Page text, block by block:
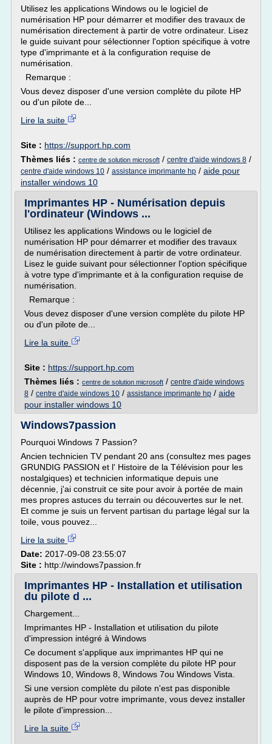
Utilisez les applications Windows ou le logiciel de
numérisation HP pour démarrer et modifier des travaux de
numérisation directement à partir de votre ordinateur. Lisez
le guide suivant pour sélectionner l'option spécifique à votre
type d'imprimante et à la configuration requise de
numérisation.
Remarque :
Vous devez disposer d'une version complète du pilote HP
ou d'un pilote de...
Lire la suite
Site : https://support.hp.com
Thèmes liés : centre de solution microsoft / centre d'aide windows 8 /
centre d'aide windows 10 / assistance imprimante hp / aide pour
installer windows 10
Imprimantes HP - Numérisation depuis
l'ordinateur (Windows ...
Utilisez les applications Windows ou le logiciel de
numérisation HP pour démarrer et modifier des travaux
de numérisation directement à partir de votre ordinateur.
Lisez le guide suivant pour sélectionner l'option spécifique
à votre type d'imprimante et à la configuration requise de
numérisation.
Remarque :
Vous devez disposer d'une version complète du pilote HP
ou d'un pilote de...
Lire la suite
Site : https://support.hp.com
Thèmes liés : centre de solution microsoft / centre d'aide windows
8 / centre d'aide windows 10 / assistance imprimante hp / aide
pour installer windows 10
Windows7passion
Pourquoi Windows 7 Passion?
Ancien technicien TV pendant 20 ans (consultez mes pages
GRUNDIG PASSION et l' Histoire de la Télévision pour les
nostalgiques) et technicien informatique depuis une
décennie, j'ai construit ce site pour avoir à portée de main
mes propres astuces du terrain ou découvertes sur le net.
Et comme je suis un fervent partisan du partage légal sur la
toile, vous pouvez...
Lire la suite
Date: 2017-09-08 23:55:07
Site : http://windows7passion.fr
Imprimantes HP - Installation et utilisation
du pilote d ...
Chargement...
Imprimantes HP - Installation et utilisation du pilote
d'impression intégré à Windows
Ce document s'applique aux imprimantes HP qui ne
disposent pas de la version complète du pilote HP pour
Windows 10, Windows 8, Windows 7ou Windows Vista.
Si une version complète du pilote n'est pas disponible
auprès de HP pour votre imprimante, vous devez installer
le pilote d'impression...
Lire la suite